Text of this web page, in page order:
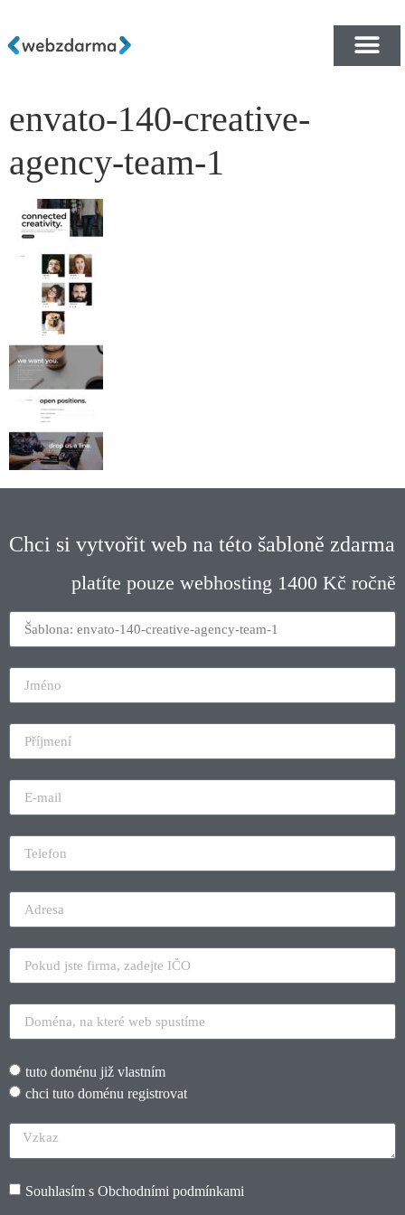
envato-140-creative-
agency-team-1
Chci si vytvořit web na této šabloně zdarma
platíte pouze webhosting 1400 Kč ročně
tuto doménu již vlastním
chci tuto doménu registrovat
Souhlasím s Obchodními podmínkami